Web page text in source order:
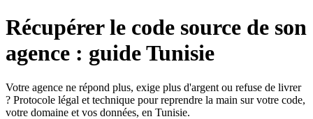
Récupérer le code source de son
agence : guide Tunisie
Votre agence ne répond plus, exige plus d'argent ou refuse de livrer
? Protocole légal et technique pour reprendre la main sur votre code,
votre domaine et vos données, en Tunisie.